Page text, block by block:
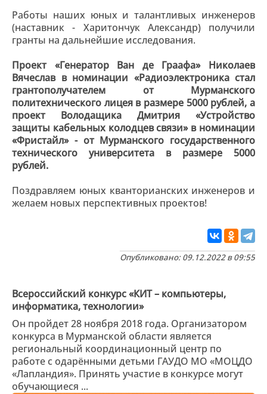
Работы наших юных и талантливых инженеров
(наставник - Харитончук Александр) получили
гранты на дальнейшие исследования.
Проект «Генератор Ван де Граафа» Николаев
Вячеслав в номинации «Радиоэлектроника стал
грантополучателем от Мурманского
политехнического лицея в размере 5000 рублей, а
проект Володащика Дмитрия «Устройство
защиты кабельных колодцев связи» в номинации
«Фристайл» - от Мурманского государственного
технического университета в размере 5000
рублей.
Поздравляем юных кванторианских инженеров и
желаем новых перспективных проектов!
Опубликовано: 09.12.2022 в 09:55
Всероссийский конкурс «КИТ – компьютеры,
информатика, технологии»
Он пройдет 28 ноября 2018 года. Организатором
конкурса в Мурманской области является
региональный координационный центр по
работе с одарёнными детьми ГАУДО МО «МОЦДО
«Лапландия». Принять участие в конкурсе могут
обучающиеся ...